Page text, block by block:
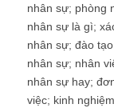
nhân sự; phòng
nhân sự là gì;
nhân sự; đào
nhân sự; nhân
nhân sự hay;
việc; kinh